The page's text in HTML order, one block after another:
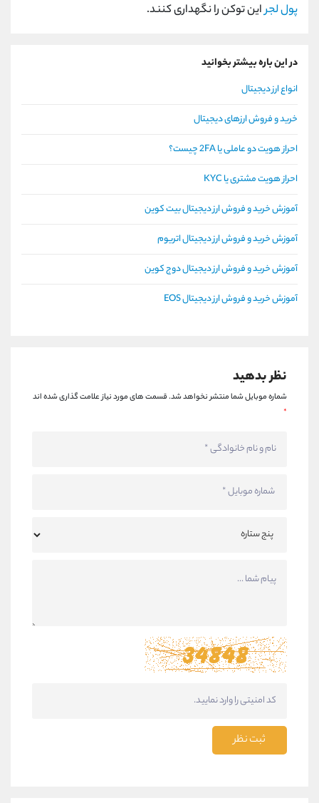
پول لجراین توکن را نگهداری کنند.
در این باره بیشتر بخوانید
انواع ارز دیجیتال
خرید و فروش ارزهای دیجیتال
احراز هویت دو عاملی یا 2FA چیست؟
احراز هویت مشتری یا KYC
آموزش خرید و فروش ارز دیجیتال بیت کوین
آموزش خرید و فروش ارز دیجیتال اتریوم
آموزش خرید و فروش ارز دیجیتال دوج کوین
آموزش خرید و فروش ارز دیجیتال EOS
نظر بدهید
شماره موبایل شما منتشر نخواهد شد.قسمت های مورد نیاز علامت گذاری شده اند
*
ثبت نظر